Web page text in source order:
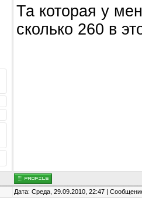
Та которая у
сколько 260 в
Дата: Среда, 29.09.2010, 22:47 |